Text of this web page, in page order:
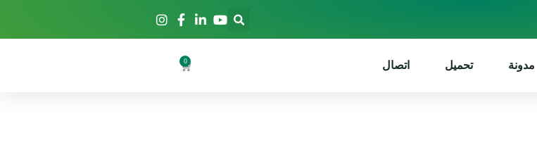
مدونة تحميل اتصال 0